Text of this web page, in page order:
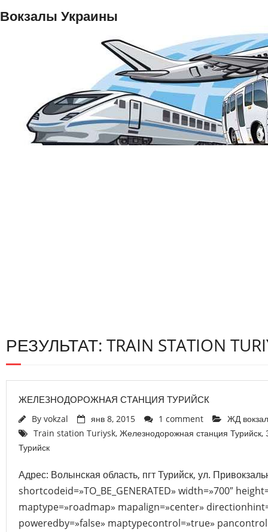
Вокзалы Украины
РЕЗУЛЬТАТ: TRAIN STATION
ЖЕЛЕЗНОДОРОЖНАЯ СТАНЦИЯ ТУРИЙСК
By vokzal янв 8, 2015 1 comment
ЖД
Train station Turiysk, Железнодорожная станция Турийск,
Турийск
Адрес: Волынская область, пгт Турийск, ул.
shortcodeid=»TO_BE_GENERATED» width=»700″
maptype=»roadmap» mapalign=»center»
poweredby=»false» maptypecontrol=»true»